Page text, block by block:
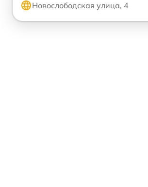
Новослободская улица, 4